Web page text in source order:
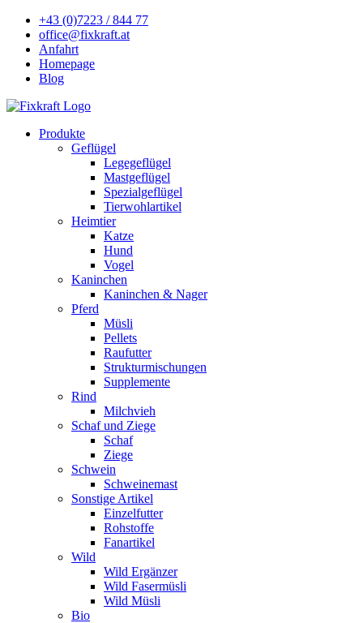
+43 (0)7223 / 844 77
office@fixkraft.at
Anfahrt
Homepage
Blog
Produkte
Geflügel
Legegeflügel
Mastgeflügel
Spezialgeflügel
Tierwohlartikel
Heimtier
Katze
Hund
Vogel
Kaninchen
Kaninchen & Nager
Pferd
Müsli
Pellets
Raufutter
Strukturmischungen
Supplemente
Rind
Milchvieh
Schaf und Ziege
Schaf
Ziege
Schwein
Schweinemast
Sonstige Artikel
Einzelfutter
Rohstoffe
Fanartikel
Wild
Wild Ergänzer
Wild Fasermüsli
Wild Müsli
Bio